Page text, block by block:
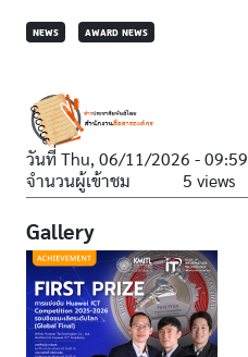
NEWS AWARD NEWS
วันที่ Thu, 06/11/2026 - 09:59
จำนวนผู้เข้าชม
5 views
Gallery